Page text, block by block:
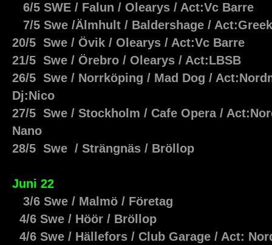
6/5 SWE / Falun / Olearys / Act:Vc Barre
7/5 Swe /Älmhult / Baldershage /
20/5 Swe / Övik / Olearys / Act:Vc Barre
21/5 Swe / Örebro / Olearys / Act:LBSB
26/5 Swe / Norrköping / Mad Dog /
Dj:Nico
27/5 Swe / Stockholm / Cafe Opera /
Nano
28/5 Swe / Strängnäs / Bröllop
Juni 22
3/6 Swe / Malmö / Företag
4/6 Swe / Höör / Bröllop
4/6 Swe / Hällefors / Club Garage / Act: